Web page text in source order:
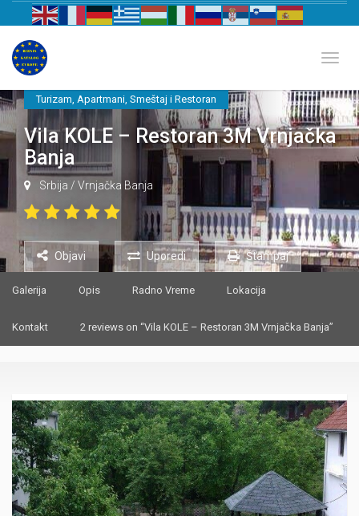
Turizam, Apartmani, Smeštaj i Restoran
Vila KOLE – Restoran 3M Vrnjačka
Banja
Srbija / Vrnjačka Banja
Objavi Uporedi Štampaj
Galerija Opis Radno Vreme Lokacija
Kontakt 2 reviews on “Vila KOLE – Restoran 3M Vrnjačka Banja”